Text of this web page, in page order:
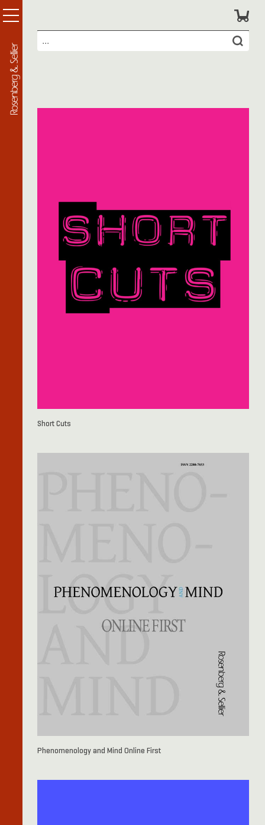
Short Cuts
Phenomenology and Mind Online First